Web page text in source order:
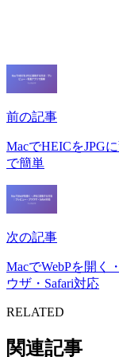
前の記事
MacでHEICをJPG
で簡単
次の記事
MacでWebPを開く
ウザ・Safari対応
RELATED
関連記事